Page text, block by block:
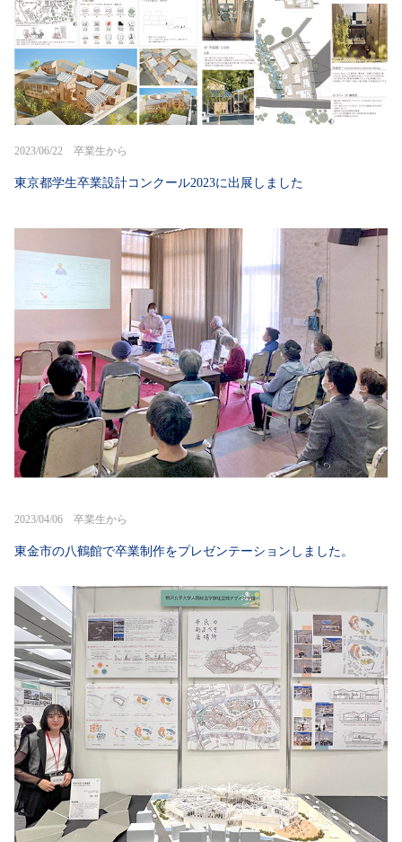
2023/06/22 卒業生から
東京都学生卒業設計コンクール2023に出展しました
2023/04/06 卒業生から
東金市の八鶴館で卒業制作をプレゼンテーションしました。